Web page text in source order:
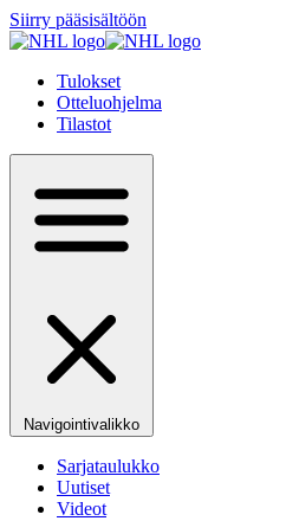
Siirry pääsisältöön
Tulokset
Otteluohjelma
Tilastot
Navigointivalikko
Sarjataulukko
Uutiset
Videot